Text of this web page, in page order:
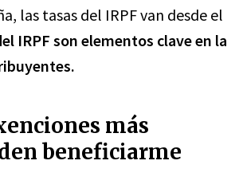
las tasas del IRPF van desde el
IRPF son elementos clave en la
más
beneficiarme